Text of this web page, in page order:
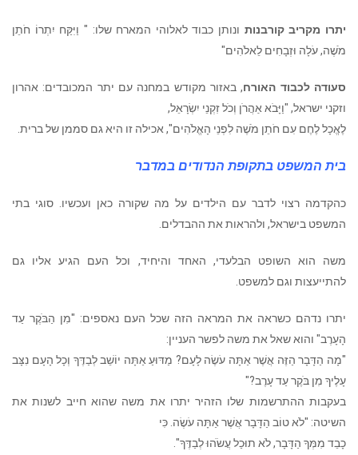
יתרו מקריב קורבנות ונותן כבוד לאלוהי המארח שלו: " וַיִּקַּח יִתְרוֹ חֹתֵן
מֹשֶׁה, עֹלָה וּזְבָחִים לֵאלֹהִים"
סעודה לכבוד האורח, באזור מקודש במחנה עם יתר המכובדים: אהרון
וזקני ישראל, "וַיָּבֹא אַהֲרֹן וְכֹל זִקְנֵי יִשְׂרָאֵל,
לֶאֱכָל לֶחֶם עִם חֹתֵן מֹשֶׁה לִפְנֵי הָאֱלֹהִים", אכילה זו היא גם סממן של ברית.
בית המשפט בתקופת הנדודים במדבר
כהקדמה רצוי לדבר עם הילדים על מה שקורה כאן ועכשיו. סוגי בתי
המשפט בישראל, ולהראות את ההבדלים.
משה הוא השופט הבלעדי, האחד והיחיד, וכל העם הגיע אליו גם
להתייעצות וגם למשפט.
יתרו נדהם כשראה את המראה הזה שכל העם נאספים: "מִן הַבֹּקֶר עַד
הָעָרֶב" והוא שאל את משה לפשר העניין:
"מָה הַדָּבָר הַזֶּה אֲשֶׁר אַתָּה עֹשֶׂה לָעָם? מַדּוּעַ אַתָּה יוֹשֵׁב לְבַדֶּךָ וְכָל הָעָם נִצָּב
עָלֶיךָ מִן בֹּקֶר עַד עָרֶב?"
בעקבות ההתרשמות שלו הזהיר יתרו את משה שהוא חייב לשנות את
השיטה: "לֹא טוֹב הַדָּבָר אֲשֶׁר אַתָּה עֹשֶׂה. כִּי
כָבֵד מִמְּךָ הַדָּבָר, לֹא תוּכַל עֲשֹׂהוּ לְבַדֶּךָ".